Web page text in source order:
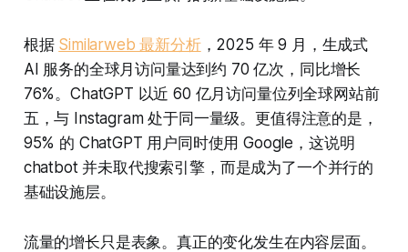
根据 Similarweb 最新分析，2025 年 9 月，生成式
AI 服务的全球月访问量达到约 70 亿次，同比增长
76%。ChatGPT 以近 60 亿月访问量位列全球网站前
五，与 Instagram 处于同一量级。更值得注意的是，
95% 的 ChatGPT 用户同时使用 Google，这说明
chatbot 并未取代搜索引擎，而是成为了一个并行的
基础设施层。
流量的增长只是表象。真正的变化发生在内容层面。